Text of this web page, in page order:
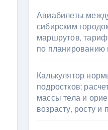
Авиабилеты
сибирским
маршрутов,
по планированию
Калькулятор
подростков:
массы тела и
возрасту, росту и